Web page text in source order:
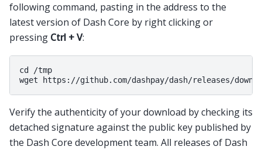
following command, pasting in the address to the
latest version of Dash Core by right clicking or
pressing Ctrl + V:
cd /tmp
Verify the authenticity of your download by checking its
detached signature against the public key published by
the Dash Core development team. All releases of Dash